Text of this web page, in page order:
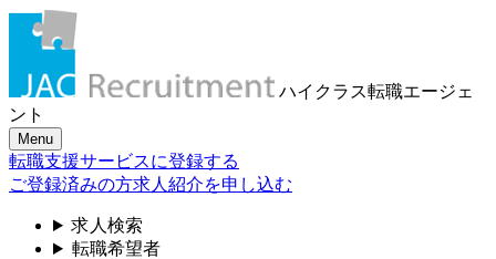
ハイクラス転職エージェ
ント
Menu
転職支援サービスに登録する
ご登録済みの方求人紹介を申し込む
求人検索
転職希望者